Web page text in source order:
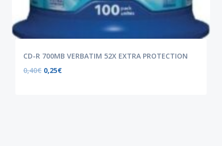
CD-R 700MB VERBATIM 52X EXTRA PROTECTION
0,40€ 0,25€